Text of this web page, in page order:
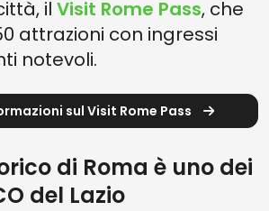
il Visit Rome Pass, che
attrazioni con ingressi
notevoli.
sul Visit Rome Pass
di Roma è uno dei
del Lazio